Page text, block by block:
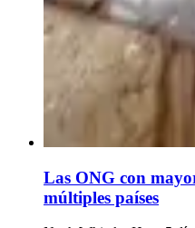
Las ONG con
múltiples países